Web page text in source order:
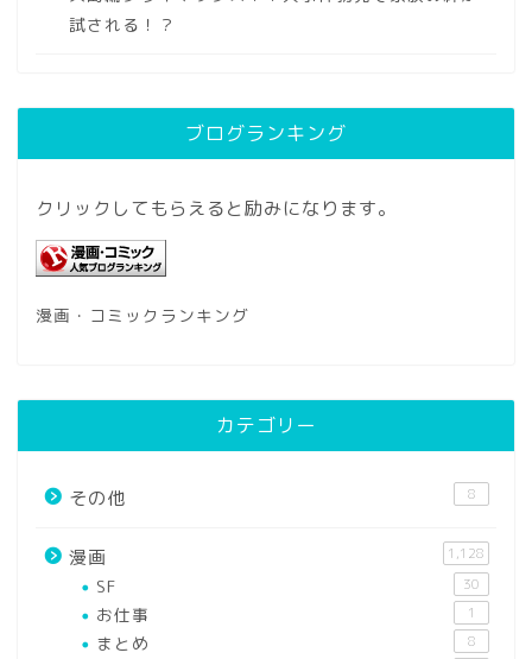
試される！？
ブログランキング
クリックしてもらえると励みになります。
漫画・コミックランキング
カテゴリー
その他 8
漫画 1,128
SF 30
お仕事 1
まとめ 8